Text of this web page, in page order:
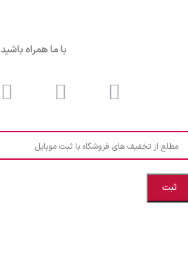
با ما همراه باشید
مطلع از تخفیف های فروشگاه با ثبت موبایل